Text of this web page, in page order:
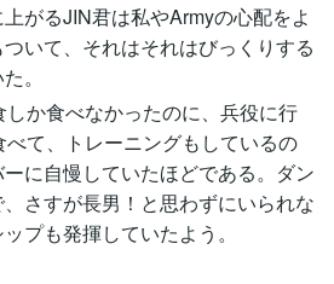
がるJIN君は私やArmyの心配をよ
いて、それはそれはびっくりする
。
か食べなかったのに、兵役に行
て、トレーニングもしているの
に自慢していたほどである。ダン
さすが長男！と思わずにいられな
プも発揮していたよう。